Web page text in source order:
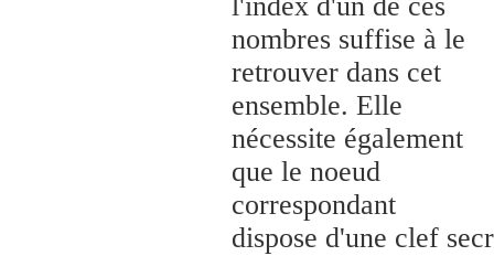
l'index d'un de ces
nombres suffise à le
retrouver dans cet
ensemble. Elle
nécessite également
que le noeud
correspondant
dispose d'une clef